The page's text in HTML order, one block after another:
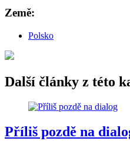
Země:
Polsko
Další články z této
Příliš pozdě na